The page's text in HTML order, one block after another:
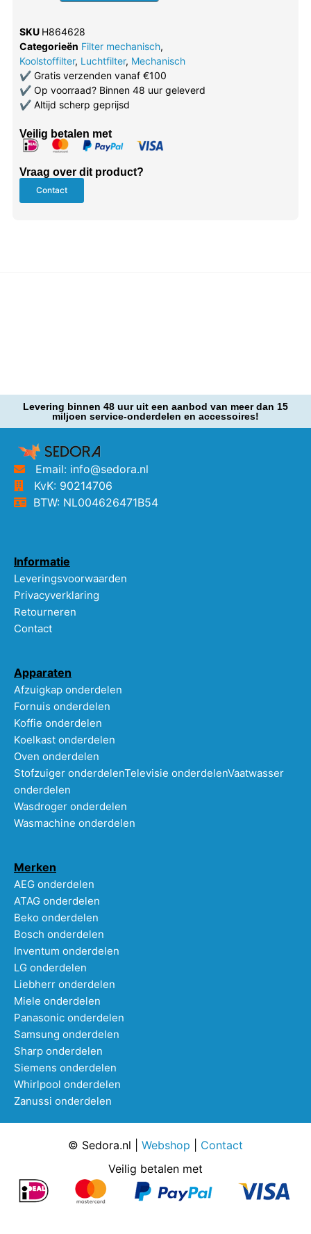
SKU H864628
Categorieën Filter mechanisch,
Koolstoffilter, Luchtfilter, Mechanisch
✔Gratis verzenden vanaf €100
✔Op voorraad? Binnen 48 uur geleverd
✔Altijd scherp geprijsd
Veilig betalen met
Vraag over dit product?
Contact
Levering binnen 48 uur uit een aanbod van meer dan 15
miljoen service-onderdelen en accessoires!
Email: info@sedora.nl
KvK: 90214706
BTW: NL004626471B54
Informatie
Leveringsvoorwaarden
Privacyverklaring
Retourneren
Contact
Apparaten
Afzuigkap onderdelen
Fornuis onderdelen
Koffie onderdelen
Koelkast onderdelen
Oven onderdelen
Stofzuiger onderdelenTelevisie onderdelenVaatwasser
onderdelen
Wasdroger onderdelen
Wasmachine onderdelen
Merken
AEG onderdelen
ATAG onderdelen
Beko onderdelen
Bosch onderdelen
Inventum onderdelen
LG onderdelen
Liebherr onderdelen
Miele onderdelen
Panasonic onderdelen
Samsung onderdelen
Sharp onderdelen
Siemens onderdelen
Whirlpool onderdelen
Zanussi onderdelen
© Sedora.nl | Webshop
Contact
Veilig betalen met